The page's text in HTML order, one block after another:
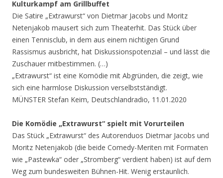
Kulturkampf am Grillbuffet
Die Satire „Extrawurst“ von Dietmar Jacobs und Moritz
Netenjakob mausert sich zum Theaterhit. Das Stück über
einen Tennisclub, in dem aus einem nichtigen Grund
Rassismus ausbricht, hat Diskussionspotenzial – und lässt die
Zuschauer mitbestimmen. (…)
„Extrawurst“ ist eine Komödie mit Abgründen, die zeigt, wie
sich eine harmlose Diskussion verselbstständigt.
MÜNSTER Stefan Keim, Deutschlandradio, 11.01.2020
Die Komödie „Extrawurst“ spielt mit Vorurteilen
Das Stück „Extrawurst“ des Autorenduos Dietmar Jacobs und
Moritz Netenjakob (die beide Comedy-Meriten mit Formaten
wie „Pastewka“ oder „Stromberg“ verdient haben) ist auf dem
Weg zum bundesweiten Bühnen-Hit. Wenig erstaunlich.